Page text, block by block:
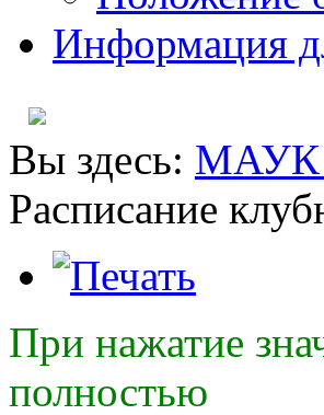
Информация
Вы здесь: МАУК
Расписание
При нажатие
полностью